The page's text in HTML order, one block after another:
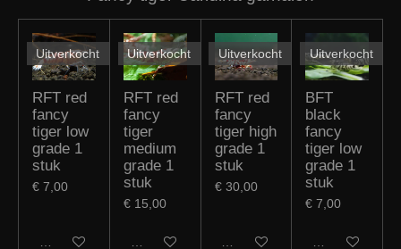
RFT red
fancy
tiger low
grade 1
stuk
€ 7,00
Houd mij op de hoogte
RFT red
fancy
tiger
medium
grade 1
stuk
€ 15,00
Houd mij op de hoogte
RFT red
fancy
tiger high
grade 1
stuk
€ 30,00
Houd mij op de hoogte
BFT
black
fancy
tiger low
grade 1
stuk
€ 7,00
Houd mij op